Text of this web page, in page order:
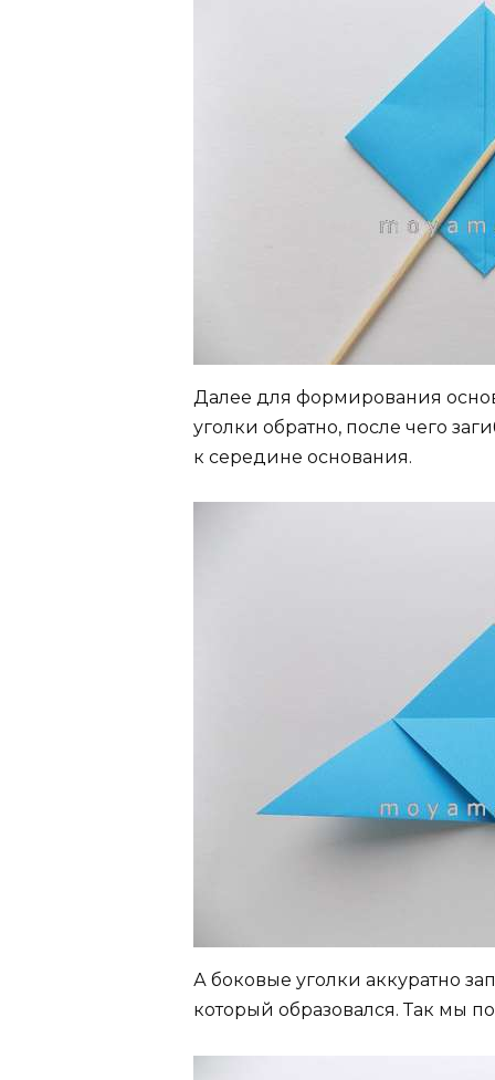
Далее для формирования
уголки обратно, после чего
к середине основания.
А боковые уголки аккуратно
который образовался. Так мы